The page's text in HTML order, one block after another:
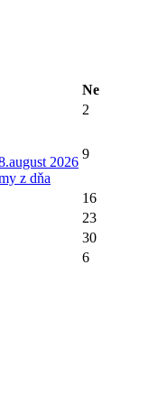
Ne
2
2026
z dňa
9
16
23
30
6